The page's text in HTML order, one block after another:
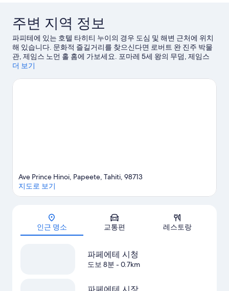
주변 지역 정보
파피테에 있는 호텔 타히티 누이의 경우 도심 및 해변 근처에 위치
해 있습니다. 문화적 즐길거리를 찾으신다면 로버트 완 진주 박물
관, 제임스 노먼 홀 홈에 가보세요. 포마레 5세 왕의 무덤, 제임스
노먼 홀의 집도 인기 명소로 유명합니다. 근처에서 보트 투어 또는
세요.
더 보기
지도
Ave Prince Hinoi, Papeete, Tahiti, 98713
지도로 보기
인근 명소 교통편 레스토랑
파페에테 시청
도보 8분 - 0.7km